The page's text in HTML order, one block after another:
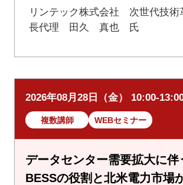
リンテック株式会社 次世代技術
長代理 田久 真也 氏
2026年08月28日（金） 10:00-
複数講師 WEBセミナー
データセンター需要拡大に伴
BESSの役割と北米電力市場